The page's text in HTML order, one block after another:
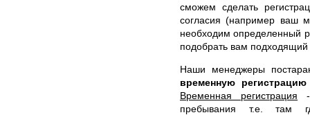
сможем сделать
согласия (например ваш
необходим определенный
подобрать вам подходящий
Наши менеджеры
временную
Временная регистрация -
пребывания т.е. там